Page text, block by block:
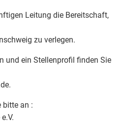
Leitung die Bereitschaft,
zu verlegen.
und ein Stellenprofil finden Sie
bitte an :